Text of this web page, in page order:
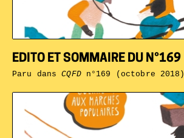
EDITO ET SOMMAIRE DU N°169
Paru dansCQFDn°169 (octobre 2018)